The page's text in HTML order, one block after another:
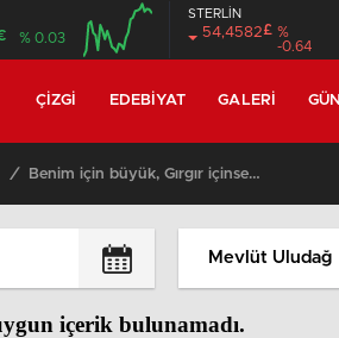
% 0.03
STERLİN
54,4582£ %
-0.64
ÇIZGI EDEBIYAT GALERI
/ Benim için büyük, Gırgır içinse…
Mevlüt Uludağ
içerik bulunamadı.